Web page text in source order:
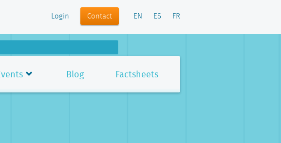
Login Contact EN ES FR
Blog Factsheets